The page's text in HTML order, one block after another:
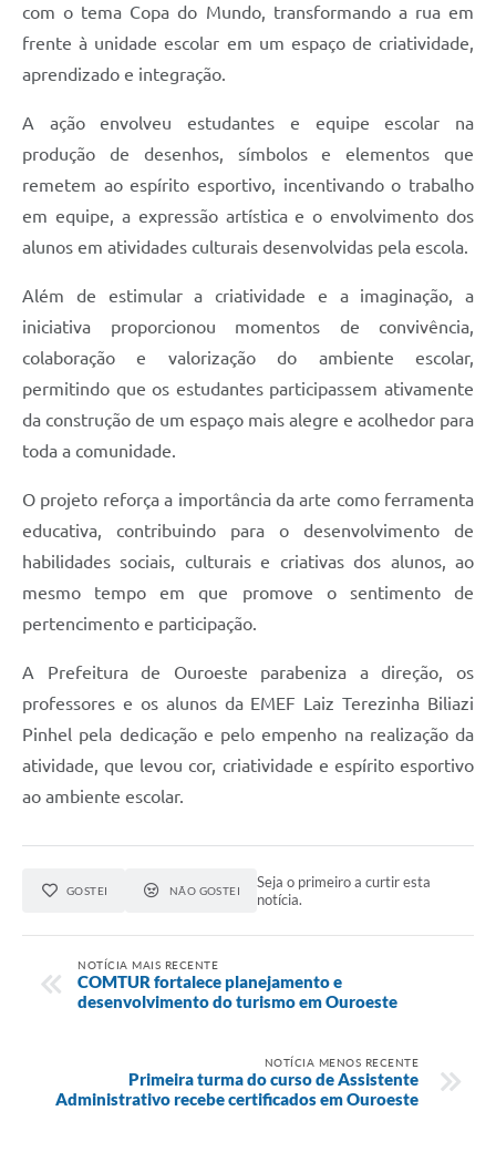
com o tema Copa do Mundo, transformando a rua em
frente à unidade escolar em um espaço de criatividade,
aprendizado e integração.
A ação envolveu estudantes e equipe escolar na
produção de desenhos, símbolos e elementos que
remetem ao espírito esportivo, incentivando o trabalho
em equipe, a expressão artística e o envolvimento dos
alunos em atividades culturais desenvolvidas pela escola.
Além de estimular a criatividade e a imaginação, a
iniciativa proporcionou momentos de convivência,
colaboração e valorização do ambiente escolar,
permitindo que os estudantes participassem ativamente
da construção de um espaço mais alegre e acolhedor para
toda a comunidade.
O projeto reforça a importância da arte como ferramenta
educativa, contribuindo para o desenvolvimento de
habilidades sociais, culturais e criativas dos alunos, ao
mesmo tempo em que promove o sentimento de
pertencimento e participação.
A Prefeitura de Ouroeste parabeniza a direção, os
professores e os alunos da EMEF Laiz Terezinha Biliazi
Pinhel pela dedicação e pelo empenho na realização da
atividade, que levou cor, criatividade e espírito esportivo
ao ambiente escolar.
GOSTEI NÃO GOSTEI
Seja o primeiro a curtir esta
notícia.
NOTÍCIA MAIS RECENTE
COMTUR fortalece planejamento e
desenvolvimento do turismo em Ouroeste
NOTÍCIA MENOS RECENTE
Primeira turma do curso de Assistente
Administrativo recebe certificados em Ouroeste